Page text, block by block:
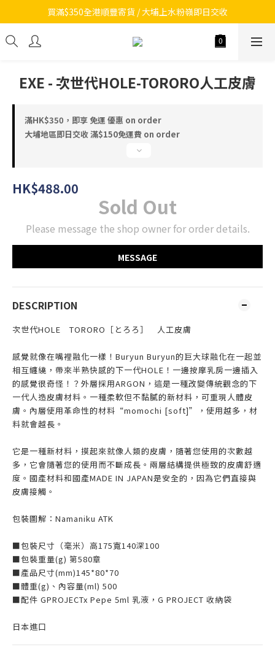
買滿$350全港順豐寄貨 / 大埔上水粉嶺即日交收
EXE - 次世代HOLE-TORORO人工皮膚
滿HK$350，即享 免運 優惠 on order
大埔地區即日交收 滿$150免運費 on order
HK$488.00
Sold Out
Please message the shop owner for order details.
MESSAGE
DESCRIPTION
次世代HOLE TORORO［とろろ］ 人工皮膚
感覺就像在嘴裡融化一樣！Buryun Buryun的巨大球融化在一起並
相互纏繞，帶來半熟快感的下一代HOLE！一邊按摩乳房一邊插入
的感覺很奇怪！？外層採用ARGON，這是一種改變傳統觀念的下
一代人造皮膚材料。一種柔軟但不黏膩的新材料，可重現人體皮
膚。內層使用革命性的材料“momochi [soft]”，使用越多，材
料就會越長。
它是一種新材料，摸起來就像人類的皮膚，隨著您使用的次數越
多，它會隨著您的使用而不斷成長。兩層結構提供極致的皮膚舒適
度。國產材料和國產MADE IN JAPAN是安全的，因為它們直接與
皮膚接觸。
包裝圖解：Namaniku ATK
■包裝尺寸（毫米）高175寬140深100
■包裝重量(g) 第580章
■產品尺寸(mm)145*80*70
■體重(g)、內容量(ml) 500
■配件 GPROJECTx Pepe 5ml 乳液，G PROJECT 收納袋
日本進口